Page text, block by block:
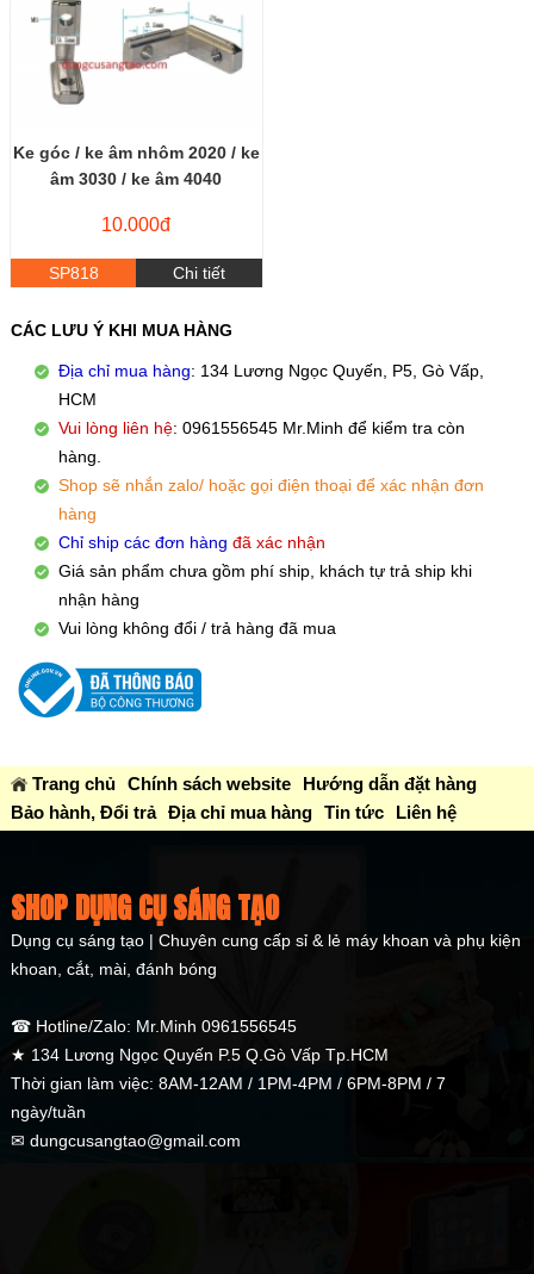
Ke góc / ke âm nhôm 2020 / ke
âm 3030 / ke âm 4040
10.000đ
SP818 Chi tiết
CÁC LƯU Ý KHI MUA HÀNG
Địa chỉ mua hàng: 134 Lương Ngọc Quyến, P5, Gò Vấp,
HCM
Vui lòng liên hệ: 0961556545 Mr.Minh để kiểm tra còn
hàng.
Shop sẽ nhắn zalo/ hoặc gọi điện thoại để xác nhận đơn
hàng
Chỉ ship các đơn hàng đã xác nhận
Giá sản phẩm chưa gồm phí ship, khách tự trả ship khi
nhận hàng
Vui lòng không đổi / trả hàng đã mua
Trang chủ Chính sách website
Hướng dẫn đặt hàng
Bảo hành, Đổi trả Địa chỉ mua hàng Tin tức Liên hệ
SHOP DỤNG CỤ SÁNG TẠO
Dụng cụ sáng tạo | Chuyên cung cấp sỉ & lẻ máy khoan và phụ kiện
khoan, cắt, mài, đánh bóng
☎ Hotline/Zalo: Mr.Minh 0961556545
★ 134 Lương Ngọc Quyến P.5 Q.Gò Vấp Tp.HCM
Thời gian làm việc: 8AM-12AM / 1PM-4PM / 6PM-8PM / 7
ngày/tuần
✉ dungcusangtao@gmail.com